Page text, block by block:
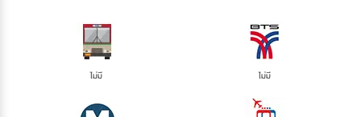
ไม่มี ไม่มี